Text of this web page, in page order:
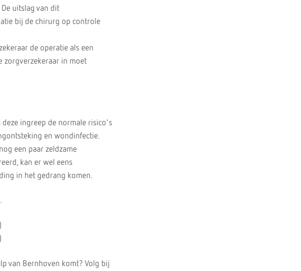
uitslag van dit
bij de chirurg op controle
de operatie als een
zorgverzekeraar in moet
ingreep de normale risico's
en wondinfectie.
een paar zeldzame
kan er wel eens
in het gedrang komen.
van Bernhoven komt? Volg bij